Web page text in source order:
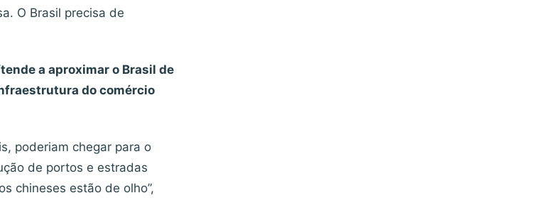
O Brasil precisa de
a aproximar o Brasil de
do comércio
poderiam chegar para o
de portos e estradas
chineses estão de olho”,